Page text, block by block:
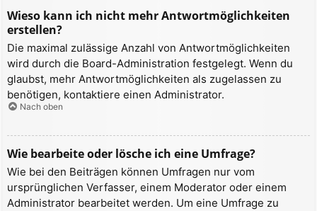
Wieso kann ich nicht mehr Antwortmöglichkeiten
erstellen?
Die maximal zulässige Anzahl von Antwortmöglichkeiten
wird durch die Board-Administration festgelegt. Wenn du
glaubst, mehr Antwortmöglichkeiten als zugelassen zu
benötigen, kontaktiere einen Administrator.
Nach oben
Wie bearbeite oder lösche ich eine Umfrage?
Wie bei den Beiträgen können Umfragen nur vom
ursprünglichen Verfasser, einem Moderator oder einem
Administrator bearbeitet werden. Um eine Umfrage zu